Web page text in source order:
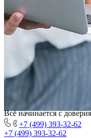
Всё начинается с доверия
+7 (499) 393-32-62
+7 (499) 393-32-62